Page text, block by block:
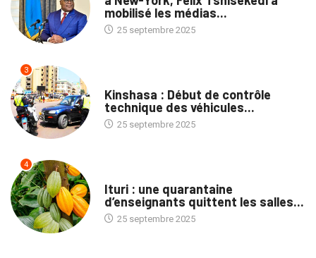
mobilisé les médias...
25 septembre 2025
3
Kinshasa : Début de contrôle
technique des véhicules...
25 septembre 2025
4
Ituri : une quarantaine
d’enseignants quittent les salles...
25 septembre 2025